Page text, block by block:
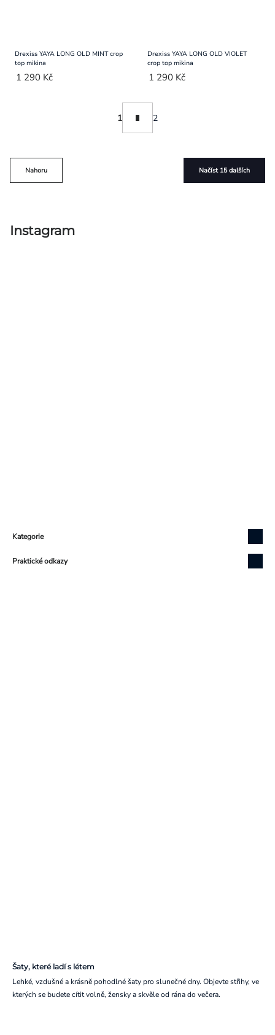
Drexiss YAYA LONG OLD MINT crop
top mikina
1 290 Kč
Drexiss YAYA LONG OLD VIOLET
crop top mikina
1 290 Kč
Načíst 15 dalších
1 2
Nahoru
Instagram
Kategorie
Praktické odkazy
Šaty, které ladí s létem
Lehké, vzdušné a krásně pohodlné šaty pro slunečné dny. Objevte střihy, ve
kterých se budete cítit volně, žensky a skvěle od rána do večera.